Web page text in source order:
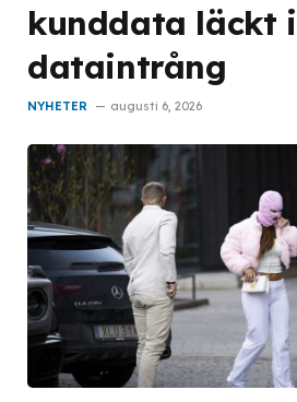
kunddata läckt
dataintrång
NYHETER augusti 6, 2026